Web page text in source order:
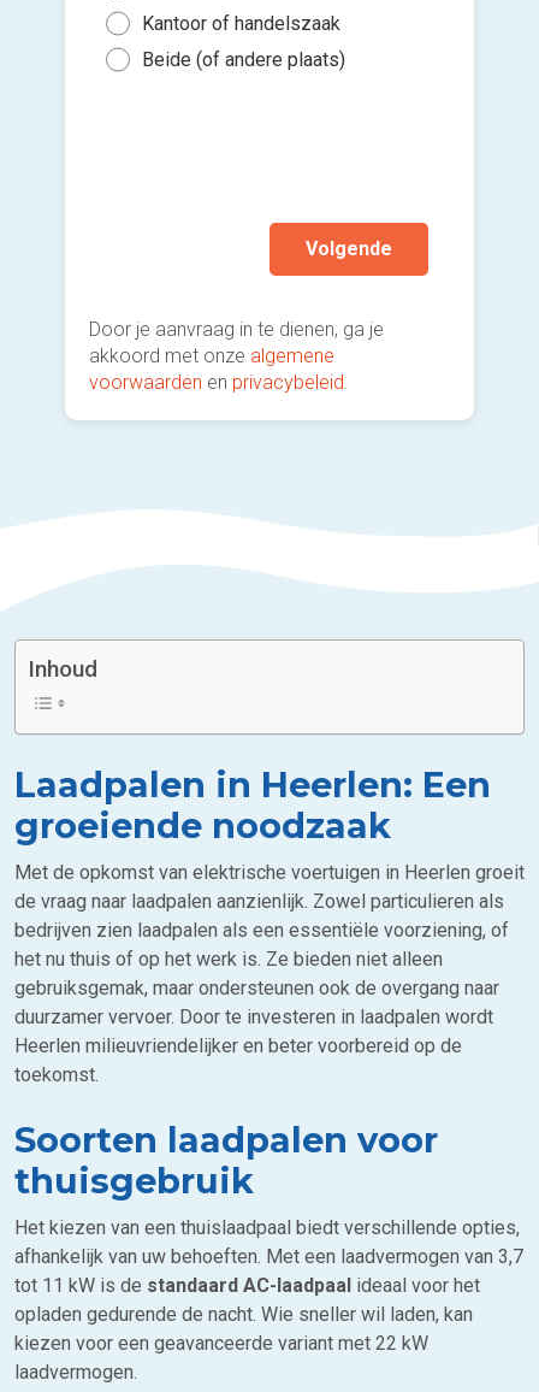
Kantoor of handelszaak
Beide (of andere plaats)
Volgende
Door je aanvraag in te dienen, ga je
akkoord met onze algemene
voorwaarden en privacybeleid.
Inhoud
Laadpalen in Heerlen: Een
groeiende noodzaak
Met de opkomst van elektrische voertuigen in Heerlen groeit
de vraag naar laadpalen aanzienlijk. Zowel particulieren als
bedrijven zien laadpalen als een essentiële voorziening, of
het nu thuis of op het werk is. Ze bieden niet alleen
gebruiksgemak, maar ondersteunen ook de overgang naar
duurzamer vervoer. Door te investeren in laadpalen wordt
Heerlen milieuvriendelijker en beter voorbereid op de
toekomst.
Soorten laadpalen voor
thuisgebruik
Het kiezen van een thuislaadpaal biedt verschillende opties,
afhankelijk van uw behoeften. Met een laadvermogen van 3,7
tot 11 kW is de standaard AC-laadpaal ideaal voor het
opladen gedurende de nacht. Wie sneller wil laden, kan
kiezen voor een geavanceerde variant met 22 kW
laadvermogen.